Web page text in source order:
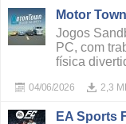
Motor
Jogos
PC, com
física
2,3
04/06/2026
EA Sports